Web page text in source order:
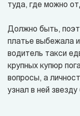
туда, где можно
Должно быть,
платье выбежала
водитель такси
крупных купюр
вопросы, а
узнал в ней